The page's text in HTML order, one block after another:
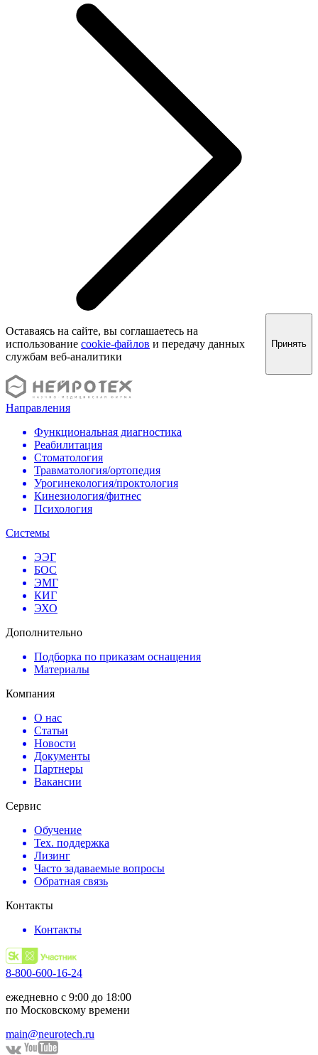
Оставаясь на сайте, вы соглашаетесь на
использование cookie-файлов и передачу данных
службам веб-аналитики
Принять
Направления
Функциональная диагностика
Реабилитация
Стоматология
Травматология/ортопедия
Урогинекология/проктология
Кинезиология/фитнес
Психология
Системы
ЭЭГ
БОС
ЭМГ
КИГ
ЭХО
Дополнительно
Подборка по приказам оснащения
Материалы
Компания
О нас
Статьи
Новости
Документы
Партнеры
Вакансии
Сервис
Обучение
Тех. поддержка
Лизинг
Часто задаваемые вопросы
Обратная связь
Контакты
Контакты
8-800-600-16-24
ежедневно с 9:00 до 18:00
по Московскому времени
main@neurotech.ru